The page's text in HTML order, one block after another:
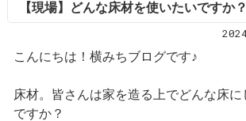
【現場】どんな床材を使いたいですか？
こんにちは！横みちブログです♪
床材。皆さんは家を造る上でどんな床
ですか？